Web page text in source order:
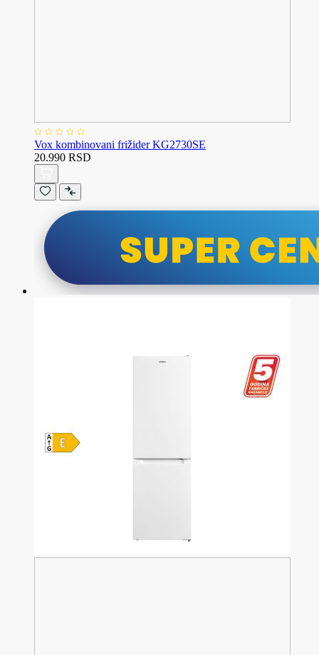
Vox kombinovani frižider KG2730SE
20.990 RSD